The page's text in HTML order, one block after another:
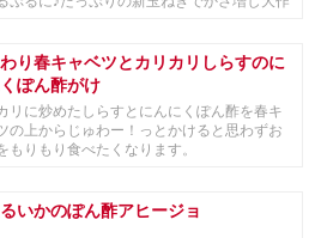
り春キャベツとカリカリしらすのに
ぽん酢がけ
リに炒めたしらすとにんにくぽん酢を春キ
の上からじゅわー！っとかけると思わずお
もりもり食べたくなります。
いかのぽん酢アヒージョ